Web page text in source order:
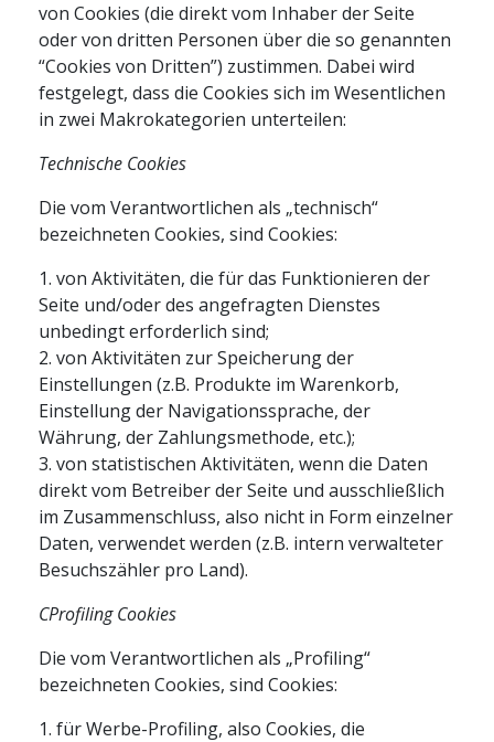
von Cookies (die direkt vom Inhaber der Seite
oder von dritten Personen über die so genannten
“Cookies von Dritten”) zustimmen. Dabei wird
festgelegt, dass die Cookies sich im Wesentlichen
in zwei Makrokategorien unterteilen:
Technische Cookies
Die vom Verantwortlichen als „technisch“
bezeichneten Cookies, sind Cookies:
1. von Aktivitäten, die für das Funktionieren der
Seite und/oder des angefragten Dienstes
unbedingt erforderlich sind;
2. von Aktivitäten zur Speicherung der
Einstellungen (z.B. Produkte im Warenkorb,
Einstellung der Navigationssprache, der
Währung, der Zahlungsmethode, etc.);
3. von statistischen Aktivitäten, wenn die Daten
direkt vom Betreiber der Seite und ausschließlich
im Zusammenschluss, also nicht in Form einzelner
Daten, verwendet werden (z.B. intern verwalteter
Besuchszähler pro Land).
CProfiling Cookies
Die vom Verantwortlichen als „Profiling“
bezeichneten Cookies, sind Cookies:
1. für Werbe-Profiling, also Cookies, die